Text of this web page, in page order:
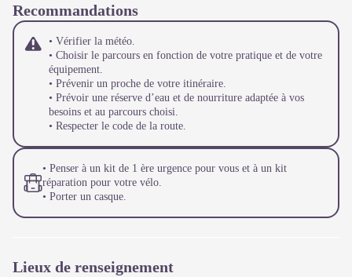
Recommandations
• Vérifier la météo.
• Choisir le parcours en fonction de votre pratique et de votre
équipement.
• Prévenir un proche de votre itinéraire.
• Prévoir une réserve d’eau et de nourriture adaptée à vos
besoins et au parcours choisi.
• Respecter le code de la route.
• Penser à un kit de 1 ère urgence pour vous et à un kit
réparation pour votre vélo.
• Porter un casque.
Lieux de renseignement